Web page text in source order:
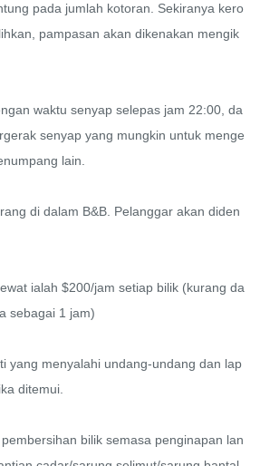
pada jumlah kotoran. Sekiranya kero
pampasan akan dikenakan mengik
waktu senyap selepas jam 22:00, da
senyap yang mungkin untuk menge
lain.
di dalam B&B. Pelanggar akan diden
ialah $200/jam setiap bilik (kurang da
sebagai 1 jam)
yang menyalahi undang-undang dan lap
ditemui.
bilik semasa penginapan lan